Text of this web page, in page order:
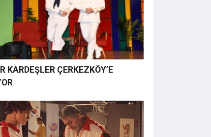
KARDEŞLER ÇERKEZKÖY’E